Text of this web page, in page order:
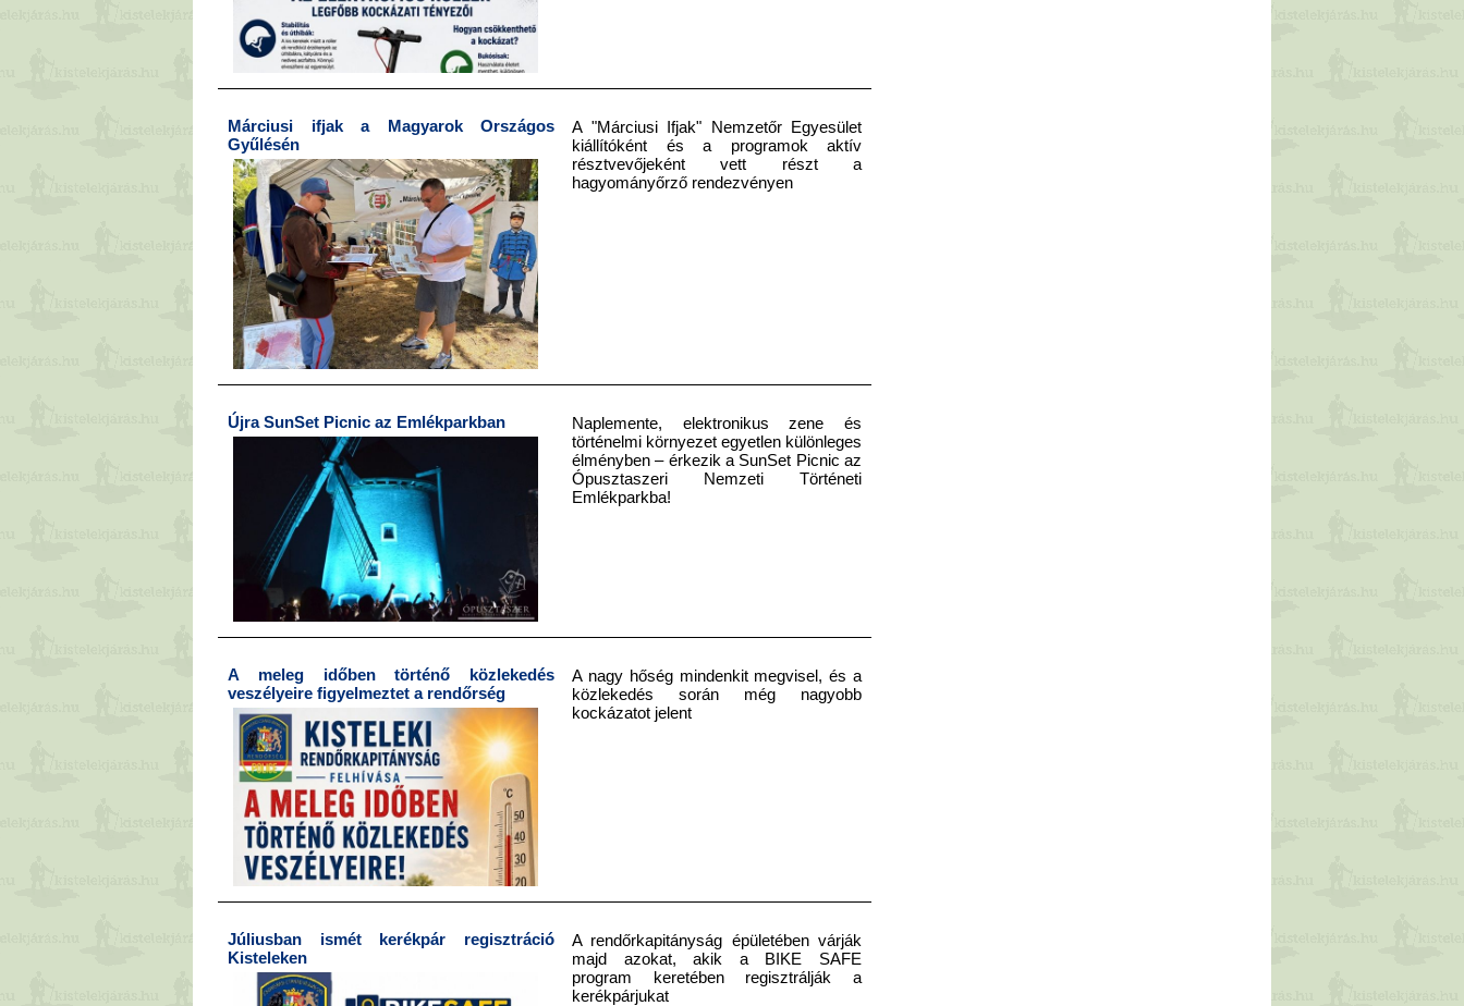
Márciusi ifjak a Magyarok Országos
Gyűlésén
A "Márciusi Ifjak" Nemzetőr Egyesület
kiállítóként és a programok aktív
résztvevőjeként vett részt a
hagyományőrző rendezvényen
Újra SunSet Picnic az Emlékparkban
Naplemente, elektronikus zene és
történelmi környezet egyetlen különleges
élményben – érkezik a SunSet Picnic az
Ópusztaszeri Nemzeti Történeti
Emlékparkba!
A meleg időben történő közlekedés
veszélyeire figyelmeztet a rendőrség
A nagy hőség mindenkit megvisel, és a
közlekedés során még nagyobb
kockázatot jelent
Júliusban ismét kerékpár regisztráció
Kisteleken
A rendőrkapitányság épületében várják
majd azokat, akik a BIKE SAFE
program keretében regisztrálják a
kerékpárjukat